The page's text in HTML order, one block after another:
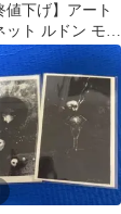
値下げ】アート
ット ルドン モネ
ト